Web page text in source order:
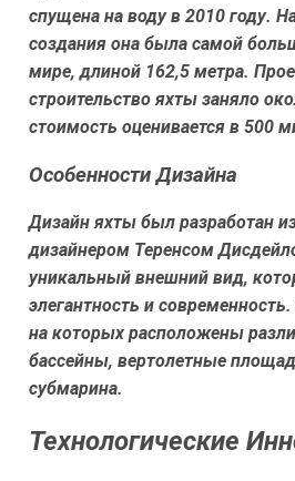
спущена на воду в 2010 году.
создания она была самой
мире, длиной 162,5 метра.
строительство яхты заняло
стоимость оценивается в 500
Особенности Дизайна
Дизайн яхты был разработан
дизайнером Теренсом
уникальный внешний вид,
элегантность и
на которых расположены
бассейны, вертолетные
субмарина.
Технологические